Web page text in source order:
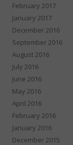
February 2017
January 2017
December 2016
September 2016
August 2016
July 2016
June 2016
May 2016
April 2016
February 2016
January 2016
December 2015